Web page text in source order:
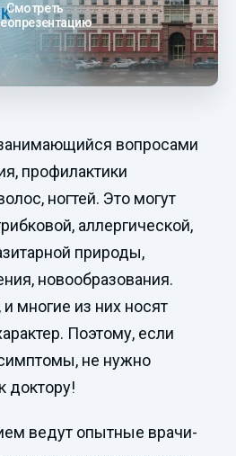
Смотреть
вопросами
профилактики
ногтей. Это могут
аллергической,
природы,
новообразования.
многие из них носят
Поэтому, если
не нужно
доктору!
ведут опытные врачи-